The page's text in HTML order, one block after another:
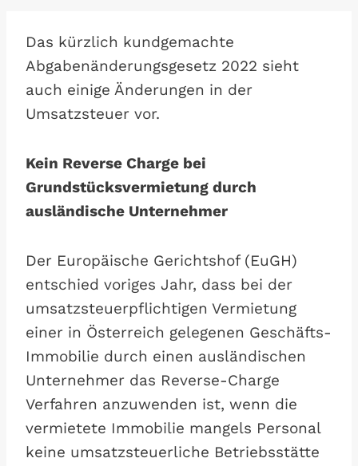
Das kürzlich kundgemachte
Abgabenänderungsgesetz 2022 sieht
auch einige Änderungen in der
Umsatzsteuer vor.
Kein Reverse Charge bei
Grundstücksvermietung durch
ausländische Unternehmer
Der Europäische Gerichtshof (EuGH)
entschied voriges Jahr, dass bei der
umsatzsteuerpflichtigen Vermietung
einer in Österreich gelegenen Geschäfts-
Immobilie durch einen ausländischen
Unternehmer das Reverse-Charge
Verfahren anzuwenden ist, wenn die
vermietete Immobilie mangels Personal
keine umsatzsteuerliche Betriebsstätte